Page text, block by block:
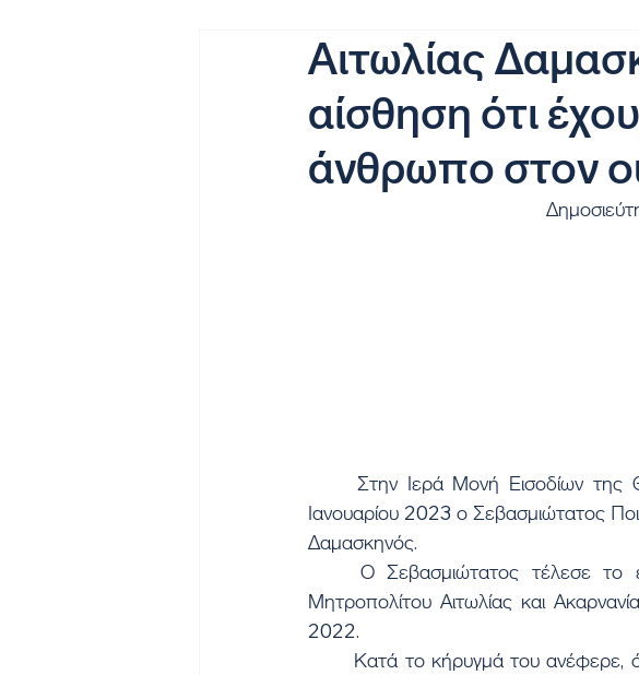
Αιτωλίας
αίσθηση ότι
άνθρωπο στον
Ιανουαρίου 2023 ο Σεβασμιώτατος
Δαμασκηνός.
Μητροπολίτου Αιτωλίας και
2022.